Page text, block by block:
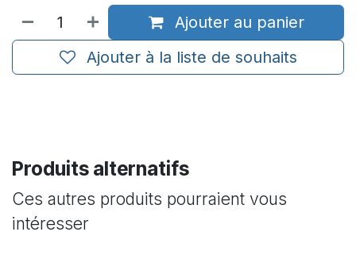
Ajouter au panier
Ajouter à la liste de souhaits
Produits alternatifs
Ces autres produits pourraient vous
intéresser